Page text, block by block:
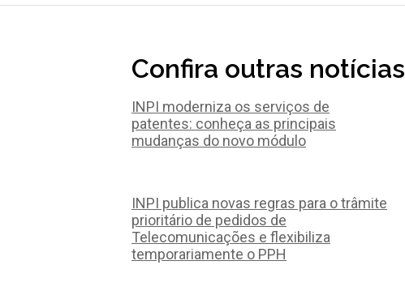
Confira outras notícias
INPI moderniza os serviços de
patentes: conheça as principais
mudanças do novo módulo
INPI publica novas regras para o trâmite
prioritário de pedidos de
Telecomunicações e flexibiliza
temporariamente o PPH